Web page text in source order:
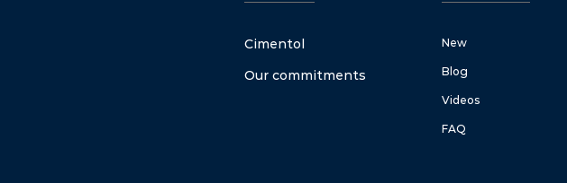
Cimentol
Our commitments
New
Blog
Videos
FAQ